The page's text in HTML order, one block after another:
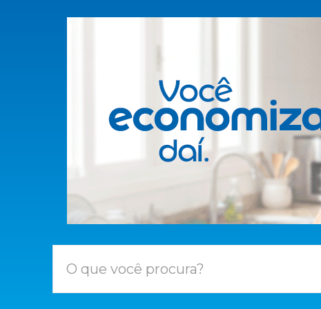
O que você procura?